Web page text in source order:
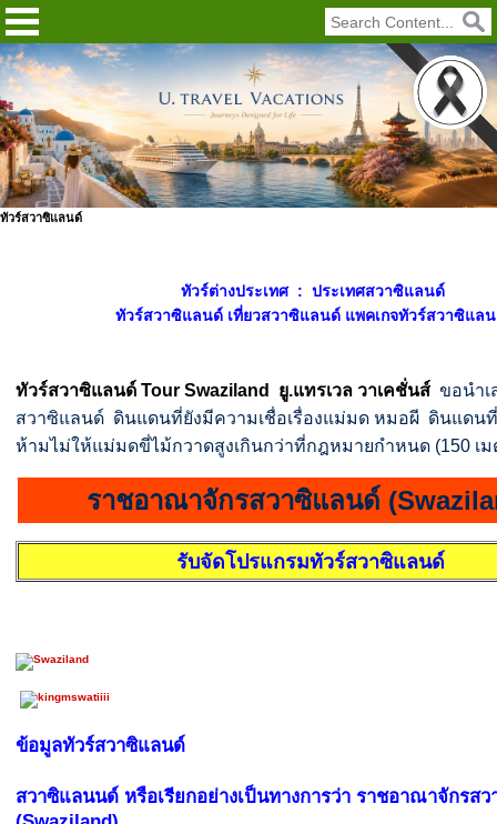
ทัวร์สวาซิแลนด์
ทัวร์ต่างประเทศ : ประเทศสวาซิแลนด์
ทัวร์สวาซิแลนด์ เที่ยวสวาซิแลนด์ แพคเกจทัวร์สวาซิแล
ทัวร์สวาซิแลนด์ Tour Swaziland ยู.แทรเวล วาเคชั่นส์ ขอนำเ
สวาซิแลนด์ ดินแดนที่ยังมีความเชื่อเรื่องแม่มด หมอผี ดินแดน
ห้ามไม่ให้แม่มดขี่ไม้กวาดสูงเกินกว่าที่กฎหมายกำหนด (150 เม
ราชอาณาจักรสวาซิแลนด์
รับจัดโปรแกรมทัวร์สวาซิแลนด์
ข้อมูลทัวร์สวาซิแลนด์
สวาซิแลนนด์ หรือเรียกอย่างเป็นทางการว่า ราชอาณาจักรส